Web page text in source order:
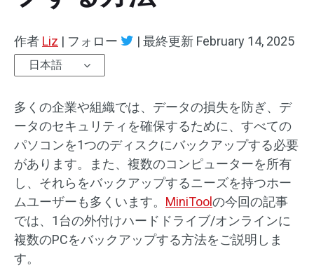
作者 Liz | フォロー | 最終更新 February 14, 2025
日本語
多くの企業や組織では、データの損失を防ぎ、デ
ータのセキュリティを確保するために、すべての
パソコンを1つのディスクにバックアップする必要
があります。また、複数のコンピューターを所有
し、それらをバックアップするニーズを持つホー
ムユーザーも多くいます。 MiniToolの今回の記事
では、1台の外付けハードドライブ/オンラインに
複数のPCをバックアップする方法をご説明しま
す。